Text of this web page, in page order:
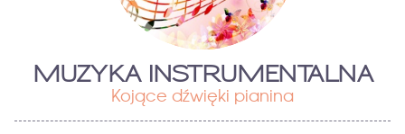
MUZYKA INSTRUMENTALNA
Kojące dźwięki pianina